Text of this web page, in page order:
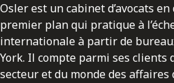
Osler est un cabinet d’avocats
premier plan qui pratique à
internationale à partir de
York. Il compte parmi ses clients
secteur et du monde des affaires